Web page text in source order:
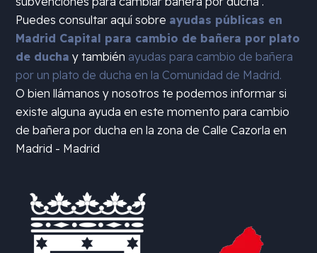
Puedes consultar aquí sobre ayudas públicas en
Madrid Capital para cambio de bañera por plato
de ducha y también ayudas para cambio de bañera
por un plato de ducha en la Comunidad de Madrid.
O bien llámanos y nosotros te podemos informar si
existe alguna ayuda en este momento para cambio
de bañera por ducha en la zona deCalle Cazorla en
Madrid - Madrid